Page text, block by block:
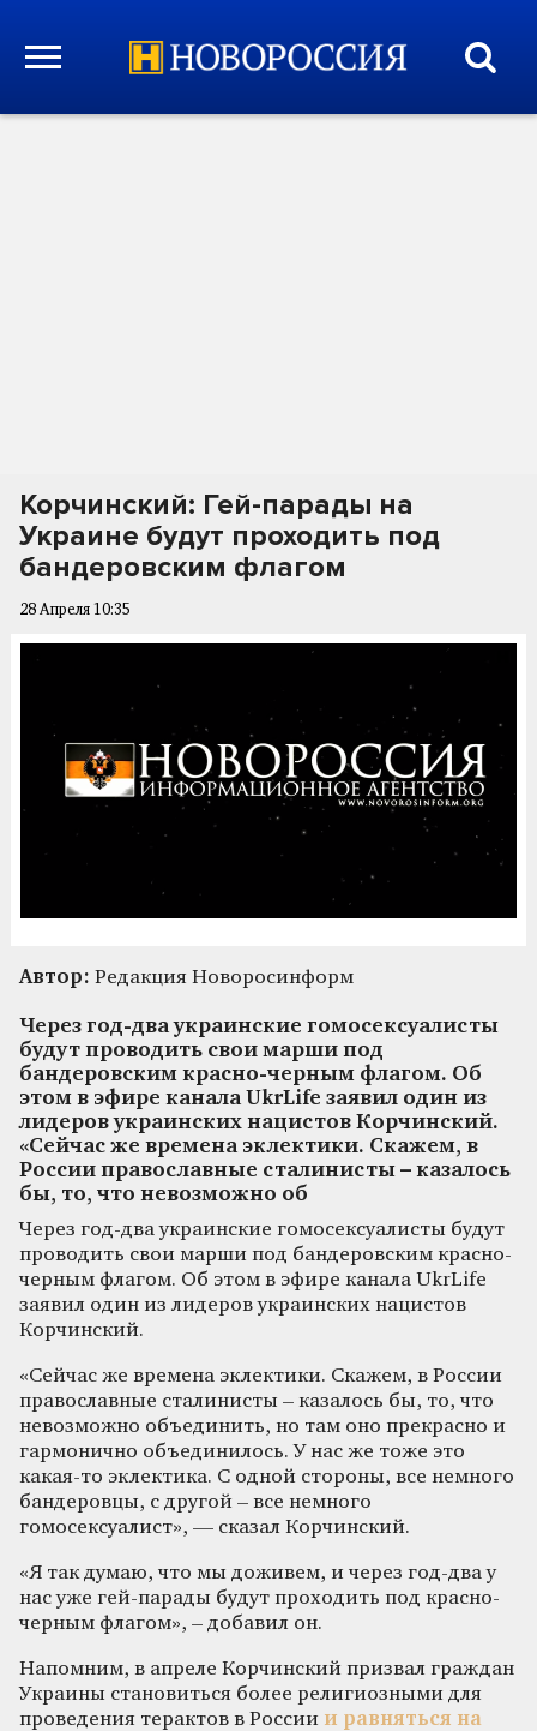
Корчинский: Гей-парады на
Украине будут проходить под
бандеровским флагом
28 Апреля 10:35
Автор: Редакция Новоросинформ
Через год-два украинские гомосексуалисты
будут проводить свои марши под
бандеровским красно-черным флагом. Об
этом в эфире канала UkrLife заявил один из
лидеров украинских нацистов Корчинский.
«Сейчас же времена эклектики. Скажем, в
России православные сталинисты – казалось
бы, то, что невозможно об
Через год-два украинские гомосексуалисты будут
проводить свои марши под бандеровским красно-
черным флагом. Об этом в эфире канала UkrLife
заявил один из лидеров украинских нацистов
Корчинский.
«Сейчас же времена эклектики. Скажем, в России
православные сталинисты – казалось бы, то, что
невозможно объединить, но там оно прекрасно и
гармонично объединилось. У нас же тоже это
какая-то эклектика. С одной стороны, все немного
бандеровцы, с другой – все немного
гомосексуалист», — сказал Корчинский.
«Я так думаю, что мы доживем, и через год-два у
нас уже гей-парады будут проходить под красно-
черным флагом», – добавил он.
Напомним, в апреле Корчинский призвал граждан
Украины становиться более религиозными для
проведения терактов в России и равняться на